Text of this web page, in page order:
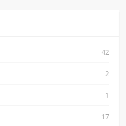
42
2
1
17